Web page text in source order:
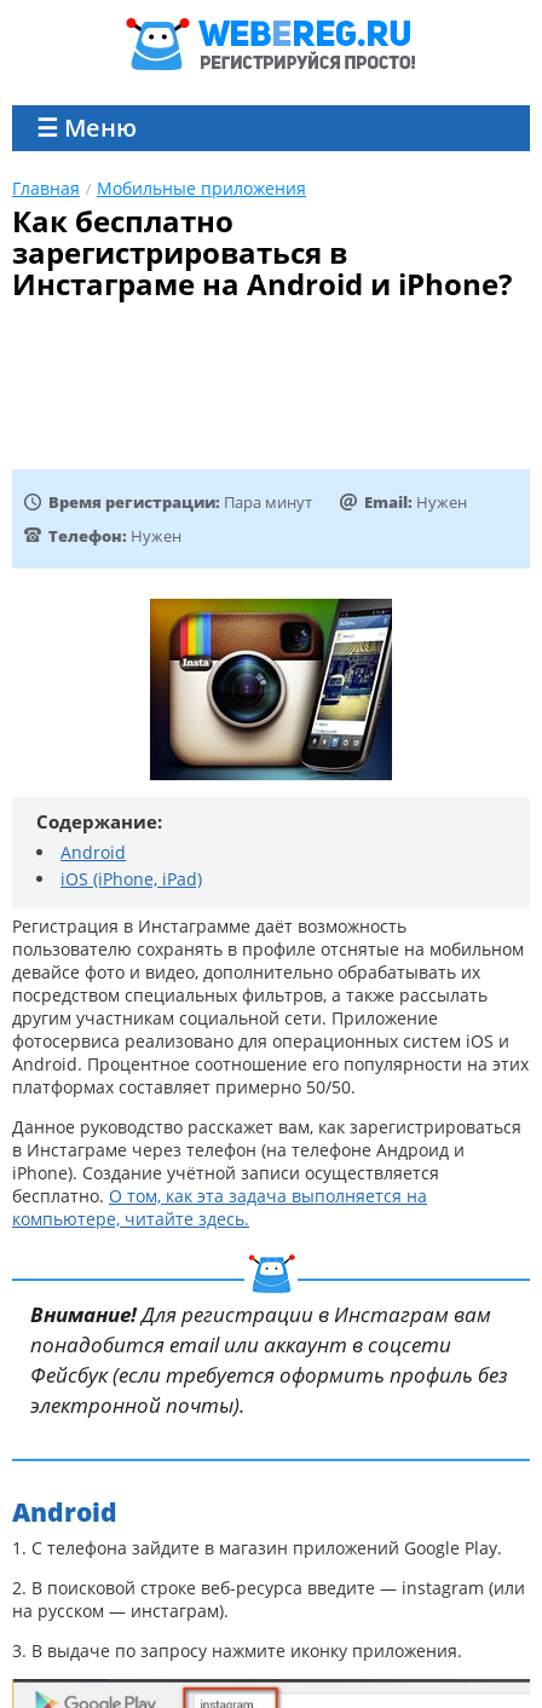
☰ Меню
Главная Мобильные приложения
Как бесплатно
зарегистрироваться в
Инстаграме на Android и iPhone?
Время регистрации: Пара минут Email: Нужен
Телефон: Нужен
Содержание:
Android
iOS (iPhone, iPad)
Регистрация в Инстаграмме даёт возможность
пользователю сохранять в профиле отснятые на мобильном
девайсе фото и видео, дополнительно обрабатывать их
посредством специальных фильтров, а также рассылать
другим участникам социальной сети. Приложение
фотосервиса реализовано для операционных систем iOS и
Android. Процентное соотношение его популярности на этих
платформах составляет примерно 50/50.
Данное руководство расскажет вам, как зарегистрироваться
в Инстаграме через телефон (на телефоне Андроид и
iPhone). Создание учётной записи осуществляется
бесплатно. О том, как эта задача выполняется на
компьютере, читайте здесь.
Внимание!Для регистрации в Инстаграм вам
понадобится email или аккаунт в соцсети
Фейсбук (если требуется оформить профиль без
электронной почты).
Android
1. С телефона зайдите в магазин приложений Google Play.
2. В поисковой строке веб-ресурса введите — instagram (или
на русском — инстаграм).
3. В выдаче по запросу нажмите иконку приложения.